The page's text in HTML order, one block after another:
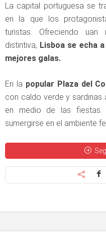
La capital portuguesa se
en la que los
turistas. Ofreciendo uan
distintiva, Lisboa se echa
mejores galas.
En la popular Plaza del
con caldo verde y sardinas
en medio de las fiestas.
sumergirse en el ambiente